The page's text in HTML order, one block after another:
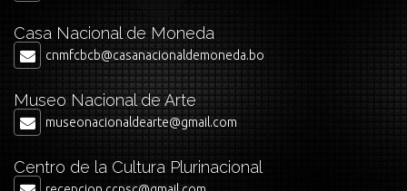
Casa Nacional de Moneda
cnmfcbcb@casanacionaldemoneda.bo
Museo Nacional de Arte
museonacionaldearte@gmail.com
Centro de la Cultura Plurinacional